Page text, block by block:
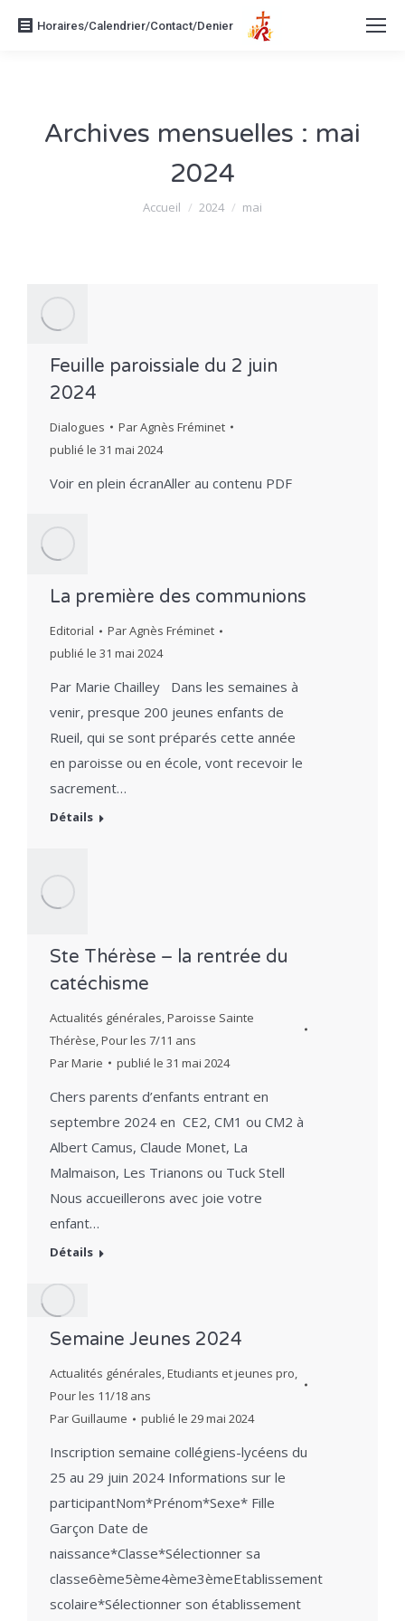
Horaires/Calendrier/Contact/Denier
Archives mensuelles : mai
2024
Vous êtes ici :
Accueil 2024 mai
Feuille paroissiale du 2 juin
2024
Dialogues ParAgnès Fréminet
publié le 31 mai 2024
Voir en plein écranAller au contenu PDF
La première des communions
Editorial ParAgnès Fréminet
publié le 31 mai 2024
Par Marie Chailley Dans les semaines à
venir, presque 200 jeunes enfants de
Rueil, qui se sont préparés cette année
en paroisse ou en école, vont recevoir le
sacrement…
Détails
Ste Thérèse – la rentrée du
catéchisme
Actualités générales,Paroisse Sainte
Thérèse,Pour les 7/11 ans
ParMarie publié le 31 mai 2024
Chers parents d’enfants entrant en
septembre 2024 en CE2, CM1 ou CM2 à
Albert Camus, Claude Monet, La
Malmaison, Les Trianons ou Tuck Stell
Nous accueillerons avec joie votre
enfant…
Détails
Semaine Jeunes 2024
Actualités générales,Etudiants et jeunes pro,
Pour les 11/18 ans
Par Guillaume publié le 29 mai 2024
Inscription semaine collégiens-lycéens du
25 au 29 juin 2024 Informations sur le
participantNom*Prénom*Sexe* Fille
Garçon Date de
naissance*Classe*Sélectionner sa
classe6ème5ème4ème3èmeEtablissement
scolaire*Sélectionner son établissement